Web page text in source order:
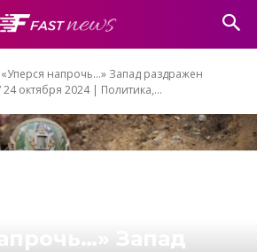
«Уперся напрочь…» Запад раздражен
октября 2024 | Политика,...
Запад